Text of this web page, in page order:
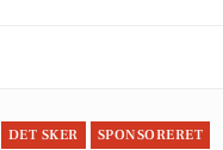
DET SKER SPONSORERET